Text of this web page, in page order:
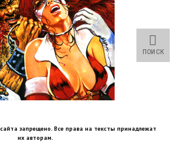
Fan Edition
Fan Edition
1 Remaster Fan Edition
Tales Remaster Fan Edition
Ships Remaster Fan Edition
запрещено. Все права на тексты принадлежат
их авторам.
ПОИСК